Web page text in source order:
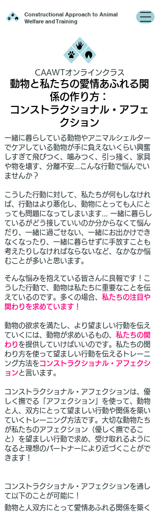
Constructional Approach to Animal
Welfare and Training
CAAWTオンラインクラス
動物と私たちの愛情あふれる関
係の作り方：
コンストラクショナル・アフェ
クション
一緒に暮らしている動物やアニマルシェルター
でケアしている動物が手に負えないくらい興奮
しすぎて飛びつく、噛みつく、引っ掻く、家具
や物を壊す、分離不安...こんな行動で悩んでい
ませんか？
こうした行動に対して、私たちが何もしなけれ
ば、行動はより悪化し、動物にとっても人にと
っても問題になってしまいます... 一緒に暮らし
ているがどう接していいのか分からなくて悩ん
だり、一緒に過ごせない、一緒にお出かけでき
なくなったり、一緒に暮らせずに手放すことも
考えたりしなければならないなど、なかなか悩
むことが多いと思います。
そんな悩みを抱えている皆さんに良報です！こ
うした行動で、動物は私たちに重要なことを伝
えているのです。多くの場合、 私たちの注目や
関わりを求めています！
動物の欲求を満たし、より望ましい行動を伝え
ていくには、動物が求めいるもの、 私たちの関
わり を提供していけばいいのです。私たちの関
わり方を使って望ましい行動を伝えるトレーニ
ング方法をコンストラクショナル・アフェクシ
ョン と言います。
コンストラクショナル・アフェクションは、優
しく撫でる「アフェクション」を使って、動物
と人、双方にとって望ましい行動や関係を築い
ていくトレーニング方法です。大切な動物たち
が私たちのアフェクション（優しく撫でるこ
と）を望ましい行動で求め、受け取れるように
なると理想のパートナーにより近づくことがで
きます！
コンストラクショナル・アフェクションを通し
て以下のことが可能に！
動物と人双方にとって愛情あふれる関係を築く